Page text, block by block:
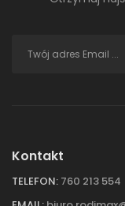
Kontakt
TELEFON: 760 213 554